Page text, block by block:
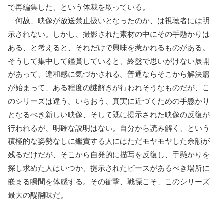
で再編集した、という体裁を取っている。
何故、映像が放送禁止扱いとなったのか、は視聴者には明
示されない。しかし、撮影された素材の中にその手懸かりは
ある、と考えると、それだけで興味を惹かれるものがある。
そうして集中して鑑賞していると、終盤で思いがけない展開
があって、違和感に気づかされる。普通ならそこから解決篇
が始まって、ある程度の謎解きが行われそうなものだが、こ
のシリーズは違う。いちおう、真実に近づくための手懸かり
となるべき新しい映像、そして既に提示された映像の反復が
行われるが、明確な説明はない。自分から読み解く、という
積極的な姿勢なしに鑑賞する人にはただモヤモヤした余韻が
残るだけだが、そこから自発的に描写を反復し、手懸かりを
探し求めた人はいつか、提示されたピースがあるべき場所に
嵌まる瞬間を体感する。その衝撃、戦慄こそ、このシリーズ
最大の醍醐味だ。